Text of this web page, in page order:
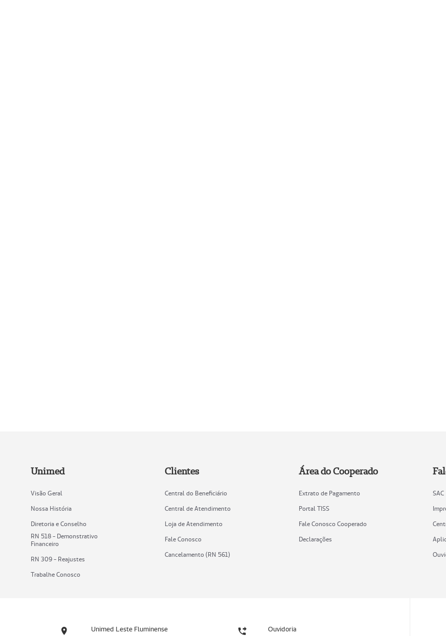
Unimed
Visão Geral
Nossa História
Diretoria e Conselho
RN 518 - Demonstrativo
Financeiro
RN 309 - Reajustes
Trabalhe Conosco
Clientes
Central do Beneficiário
Central de Atendimento
Loja de Atendimento
Fale Conosco
Cancelamento (RN 561)
Área do Cooperado
Extrato de Pagamento
Portal TISS
Fale Conosco Cooperado
Declarações
SAC
Unimed Leste Fluminense Ouvidoria